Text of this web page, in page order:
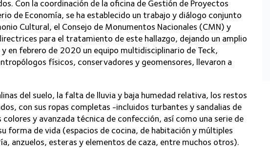
Con la coordinación de la oficina de Gestión de Proyectos
de Economía, se ha establecido un trabajo y diálogo conjunto
Cultural, el Consejo de Monumentos Nacionales (CMN) y
para el tratamiento de este hallazgo, dejando un amplio
en febrero de 2020 un equipo multidisciplinario de Teck,
físicos, conservadores y geomensores, llevaron a
del suelo, la falta de lluvia y baja humedad relativa, los restos
con sus ropas completas -incluidos turbantes y sandalias de
y avanzada técnica de confección, así como una serie de
forma de vida (espacios de cocina, de habitación y múltiples
anzuelos, esteras y elementos de caza, entre muchos otros).